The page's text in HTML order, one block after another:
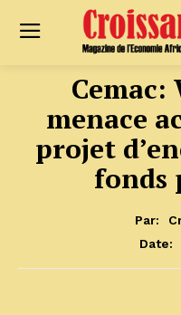
menace
projet
fonds
Par:
Date: